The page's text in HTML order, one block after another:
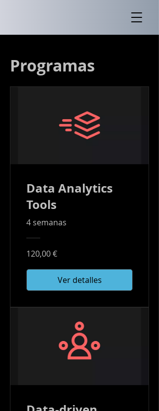
Programas
Data Analytics
Tools
4 semanas
120,00 €
Ver detalles